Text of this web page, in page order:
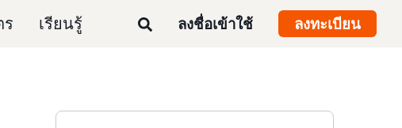
เรียนรู้ ลงชื่อเข้าใช้ ลงทะเบียน